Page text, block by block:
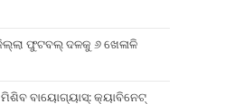
ଫୁଟବଲ୍ ଦଳକୁ ୬ ଖେଳାଳି
ବାୟୋଗ୍ୟାସ୍: କ୍ୟାବିନେଟ୍